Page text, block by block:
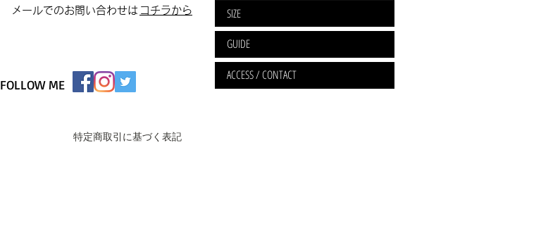
​メールでのお問い合わせは ​コチラから
SIZE
GUIDE
ACCESS / CONTACT
FOLLOW ME
特定商取引に基づく表記